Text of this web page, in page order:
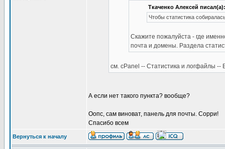
Ткаченко Алексей писал(а):
Чтобы статистика
Скажите пожалуйста - где
почта и домены. Раздела
см. cPanel -- Статистика и логфайлы --
А если нет такого пункта? вообще?
Оопс, сам виноват, панель для почты. Сорри!
Спасибо всем
Вернуться к началу